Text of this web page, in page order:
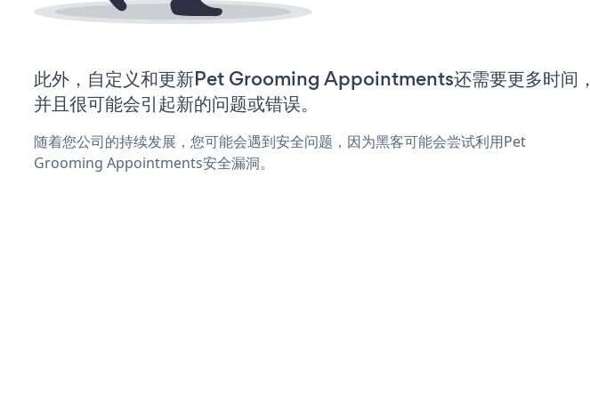
此外，自定义和更新Pet Grooming Appointments还需要更多时间，
并且很可能会引起新的问题或错误。
随着您公司的持续发展，您可能会遇到安全问题，因为黑客可能会尝试利用Pet
Grooming Appointments安全漏洞。